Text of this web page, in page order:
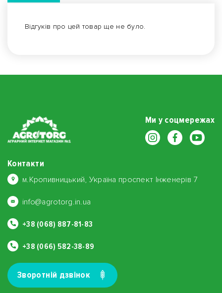
Відгуків про цей товар ще не було.
Ми у соцмережах
Контакти
м.Кропивницький, Україна проспект Інженерів 7
info@agrotorg.in.ua
+38 (068) 887-81-83
+38 (066) 582-38-89
Зворотнiй дзвiнок